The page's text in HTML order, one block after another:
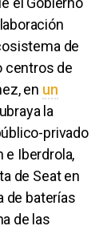
de
centros de
en un
la
privado
e Iberdrola,
de Seat en
de baterías
de las